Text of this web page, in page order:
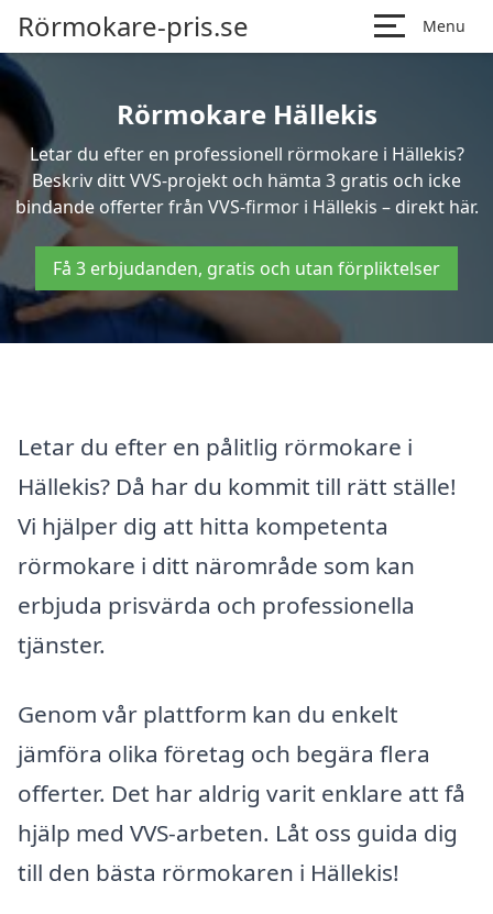
Rörmokare-pris.se Menu
Rörmokare Hällekis
Letar du efter en professionell rörmokare i Hällekis?
Beskriv ditt VVS-projekt och hämta 3 gratis och icke
bindande offerter från VVS-firmor i Hällekis – direkt här.
Få 3 erbjudanden, gratis och utan förpliktelser
Letar du efter en pålitlig rörmokare i
Hällekis? Då har du kommit till rätt ställe!
Vi hjälper dig att hitta kompetenta
rörmokare i ditt närområde som kan
erbjuda prisvärda och professionella
tjänster.
Genom vår plattform kan du enkelt
jämföra olika företag och begära flera
offerter. Det har aldrig varit enklare att få
hjälp med VVS-arbeten. Låt oss guida dig
till den bästa rörmokaren i Hällekis!